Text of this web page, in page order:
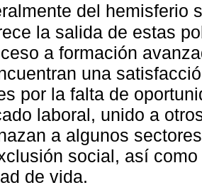
del hemisferio
la salida de estas
a formación
una
por la falta de
laboral, unido a
a algunos
social, así
de vida.